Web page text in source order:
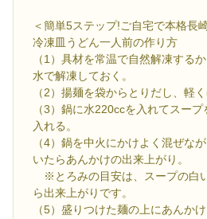
＜簡単5ステップ!ご自宅で本格長
冷凍皿うどん一人前の作り方
（1）具材を常温で自然解凍する
水で解凍しておく。
（2）揚麺を袋からとりだし、軽
（3）鍋に水220ccを入れてスー
入れる。
（4）鍋を中火にかけよく混ぜな
いたらあんかけの出来上がり。
※とろみの目安は、スープの白
ら出来上がりです。
（5）盛りつけた麺の上にあんか